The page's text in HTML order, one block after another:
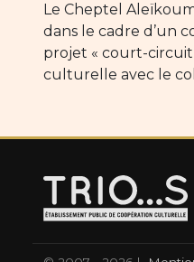
Le Cheptel
dans le cadre d’un
projet « court-
culturelle avec le